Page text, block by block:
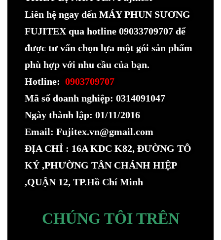
Liên hệ ngay đến MÁY PHUN SƯƠNG
FUJITEX qua hotline 09033709707 để
được tư vấn chọn lựa một gói sản phẩm
phù hợp với nhu cầu của bạn.
Hotline: 0903709707
Mã số doanh nghiệp: 0314091047
Ngày thành lập: 01/11/2016
Email: Fujitex.vn@gmail.com
ĐỊA CHỈ : 16A KDC K82, ĐƯỜNG TÔ
KÝ ,PHƯỜNG TÂN CHÁNH HIỆP
,QUẬN 12, TP.Hồ Chí Minh
CHÚNG TÔI TRÊN